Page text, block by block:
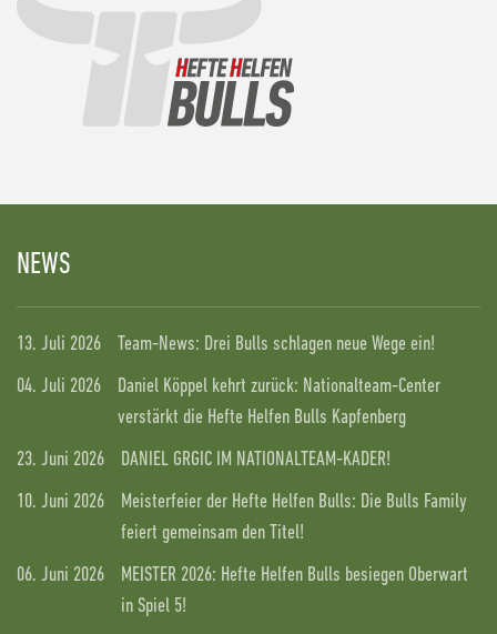
NEWS
13. Juli 2026
Team-News: Drei Bulls schlagen neue Wege ein!
04. Juli 2026
Daniel Köppel kehrt zurück: Nationalteam-Center
verstärkt die Hefte Helfen Bulls Kapfenberg
23. Juni 2026
DANIEL GRGIC IM NATIONALTEAM-KADER!
10. Juni 2026
Meisterfeier der Hefte Helfen Bulls: Die Bulls Family
feiert gemeinsam den Titel!
06. Juni 2026
MEISTER 2026: Hefte Helfen Bulls besiegen Oberwart
in Spiel 5!